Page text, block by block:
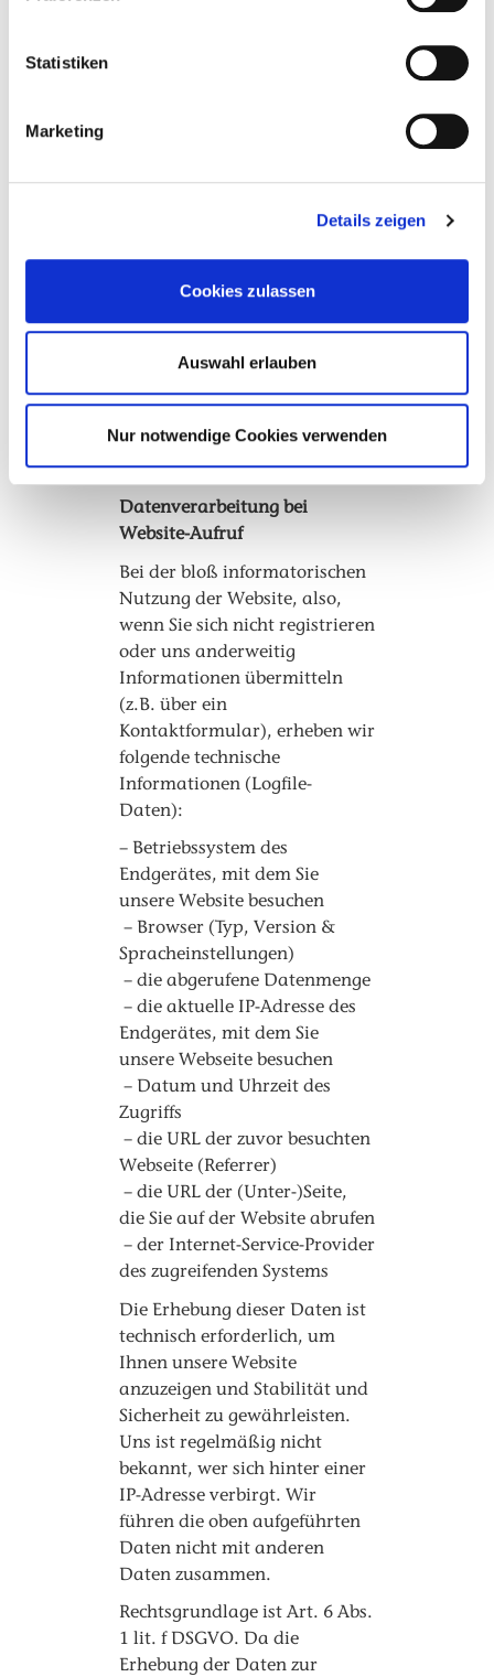
Statistiken
Marketing
Details zeigen
Cookies zulassen
Auswahl erlauben
Nur notwendige Cookies verwenden
Soweit die Verarbeitung zur
der wir unterliegen, ist
Rechtsgrundlage Art. 6 Abs. 1
lit. c DSGVO.
Nachfolgend erläutern wir,
Daten über unsere Website
verarbeiten.
Datenverarbeitung bei
Website-Aufruf
Bei der bloß informatorischen
Nutzung der Website, also,
wenn Sie sich nicht registrieren
oder uns anderweitig
Informationen übermitteln
(z.B. über ein
Kontaktformular), erheben wir
folgende technische
Informationen (Logfile-
Daten):
– Betriebssystem des
Endgerätes, mit dem Sie
unsere Website besuchen
– Browser (Typ, Version &
Spracheinstellungen)
– die abgerufene Datenmenge
– die aktuelle IP-Adresse des
Endgerätes, mit dem Sie
unsere Webseite besuchen
– Datum und Uhrzeit des
Zugriffs
– die URL der zuvor besuchten
Webseite (Referrer)
– die URL der (Unter-)Seite,
die Sie auf der Website abrufen
– der Internet-Service-Provider
des zugreifenden Systems
Die Erhebung dieser Daten ist
technisch erforderlich, um
Ihnen unsere Website
anzuzeigen und Stabilität und
Sicherheit zu gewährleisten.
Uns ist regelmäßig nicht
bekannt, wer sich hinter einer
IP-Adresse verbirgt. Wir
führen die oben aufgeführten
Daten nicht mit anderen
Daten zusammen.
Rechtsgrundlage ist Art. 6 Abs.
1 lit. f DSGVO. Da die
Erhebung der Daten zur